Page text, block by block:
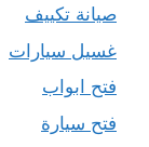
صيانة تكييف
غسيل سيارات
فتح ابواب
فتح سيارة